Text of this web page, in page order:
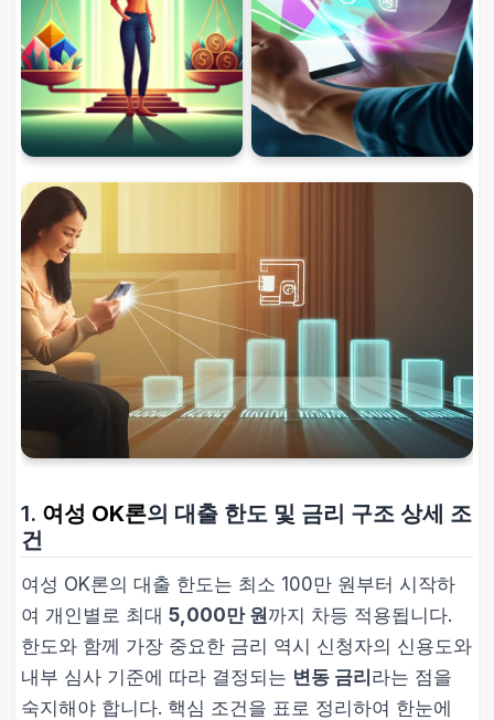
1. 여성 OK론의 대출 한도 및 금리 구조 상세 조
건
여성 OK론의 대출 한도는 최소 100만 원부터 시작하
여 개인별로 최대 5,000만 원까지 차등 적용됩니다.
한도와 함께 가장 중요한 금리 역시 신청자의 신용도와
내부 심사 기준에 따라 결정되는 변동 금리 라는 점을
숙지해야 합니다. 핵심 조건을 표로 정리하여 한눈에